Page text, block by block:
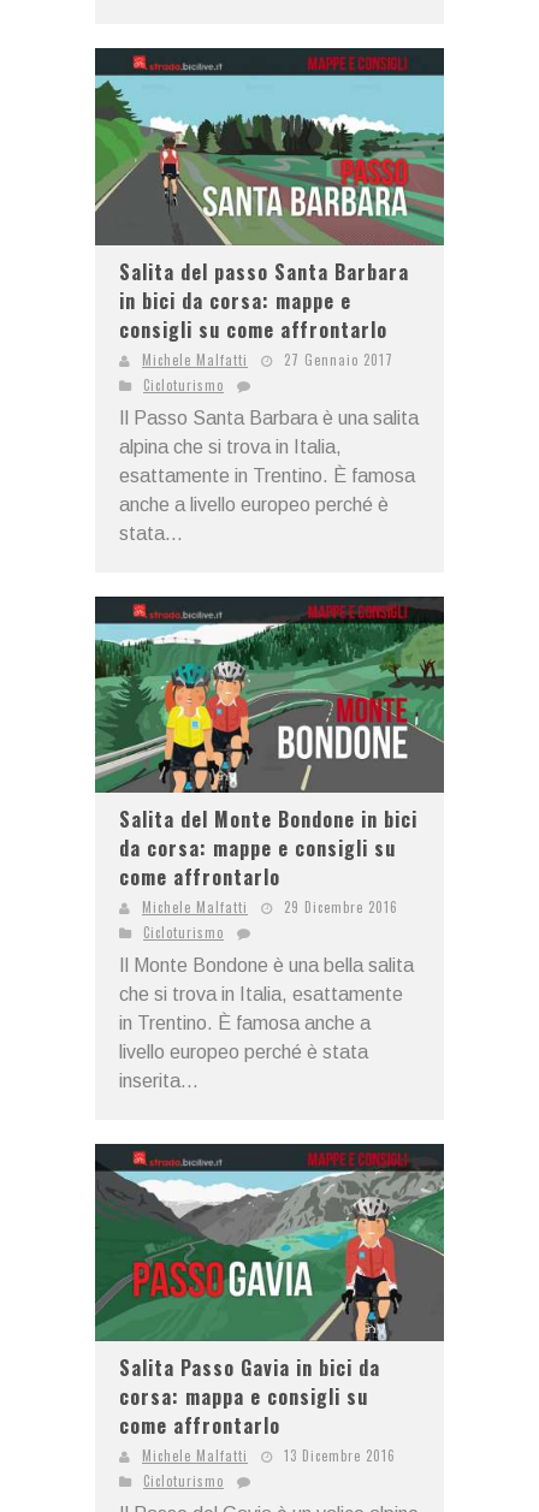
Salita del passo Santa Barbara
in bici da corsa: mappe e
consigli su come affrontarlo
Michele Malfatti
27 Gennaio 2017
Cicloturismo
Il Passo Santa Barbara è una salita
alpina che si trova in Italia,
esattamente in Trentino. È famosa
anche a livello europeo perché è
stata...
Salita del Monte Bondone in bici
da corsa: mappe e consigli su
come affrontarlo
Michele Malfatti
29 Dicembre 2016
Cicloturismo
Il Monte Bondone è una bella salita
che si trova in Italia, esattamente
in Trentino. È famosa anche a
livello europeo perché è stata
inserita...
Salita Passo Gavia in bici da
corsa: mappa e consigli su
come affrontarlo
Michele Malfatti
13 Dicembre 2016
Cicloturismo